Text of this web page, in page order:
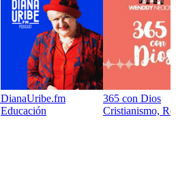
DianaUribe.fm
Educación
365 con Dios
Cristianismo,